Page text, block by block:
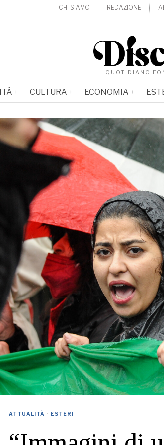
CHI SIAMO REDAZIONE
QUOTIDIANO
CULTURA ECONOMIA
ATTUALITÀ · ESTERI